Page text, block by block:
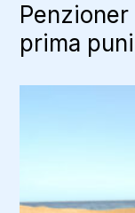
prima